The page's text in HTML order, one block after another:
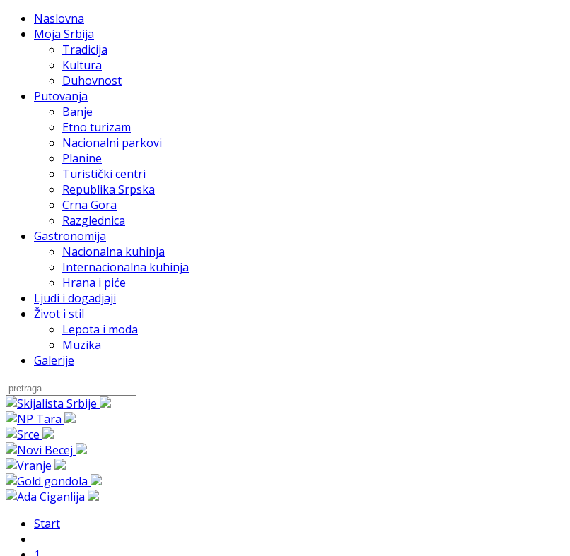
Naslovna
Moja Srbija
Tradicija
Kultura
Duhovnost
Putovanja
Banje
Etno turizam
Nacionalni parkovi
Planine
Turistički centri
Republika Srpska
Crna Gora
Razglednica
Gastronomija
Nacionalna kuhinja
Internacionalna kuhinja
Hrana i piće
Ljudi i dogadjaji
Život i stil
Lepota i moda
Muzika
Galerije
Start